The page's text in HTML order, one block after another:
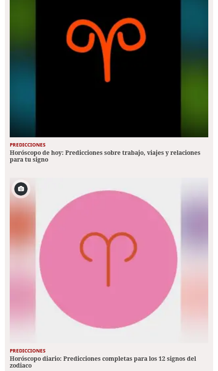
PREDICCIONES
Horóscopo de hoy: Predicciones sobre trabajo, viajes y relaciones
para tu signo
PREDICCIONES
Horóscopo diario: Predicciones completas para los 12 signos del
zodiaco